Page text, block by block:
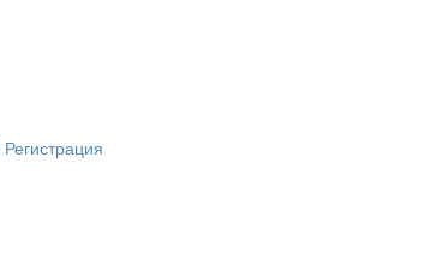
Регистрация